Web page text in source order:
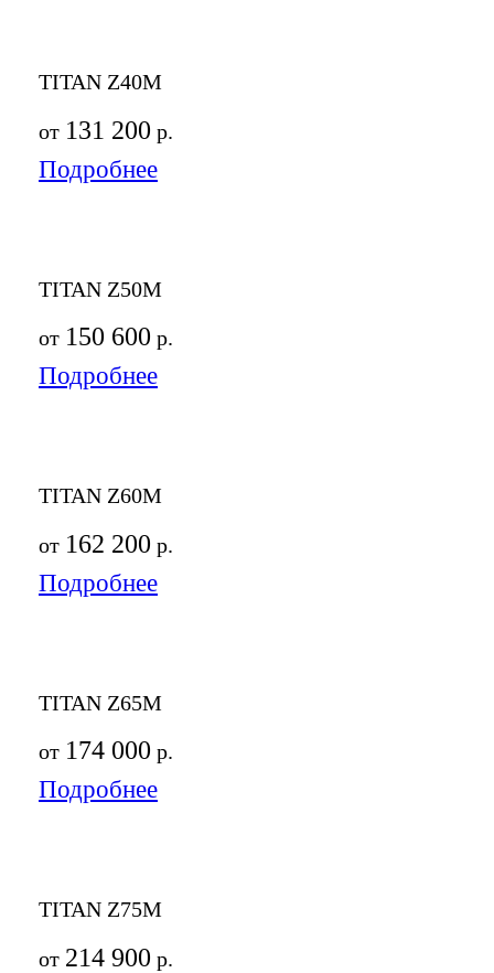
TITAN Z40M
от 131 200 р.
Подробнее
TITAN Z50M
от 150 600 р.
Подробнее
TITAN Z60M
от 162 200 р.
Подробнее
TITAN Z65M
от 174 000 р.
Подробнее
TITAN Z75M
от 214 900 р.